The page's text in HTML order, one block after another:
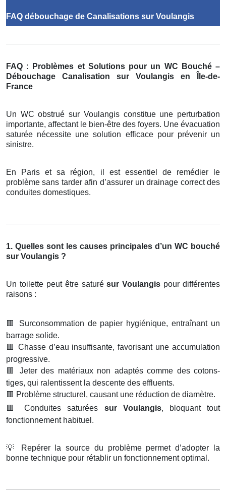
FAQ débouchage de Canalisations sur Voulangis
FAQ : Problèmes et Solutions pour un WC Bouché –
Débouchage Canalisation sur Voulangis en Île-de-
France
Un WC obstrué sur Voulangis constitue une perturbation
importante, affectant le bien-être des foyers. Une évacuation
saturée nécessite une solution efficace pour prévenir un
sinistre.
En Paris et sa région, il est essentiel de remédier le
problème sans tarder afin d’assurer un drainage correct des
conduites domestiques.
1. Quelles sont les causes principales d’un WC bouché
sur Voulangis ?
Un toilette peut être saturésur Voulangis pour différentes
raisons :
🟥
Surconsommation de papier hygiénique, entraînant un
barrage solide.
🟥
Chasse d’eau insuffisante, favorisant une accumulation
progressive.
🟥
Jeter des matériaux non adaptés comme des cotons-
tiges, qui ralentissent la descente des effluents.
🟥 Problème structurel, causant une réduction de diamètre.
🟥
Conduites saturées sur Voulangis, bloquant tout
fonctionnement habituel.
💡
Repérer la source du problème permet d’adopter la
bonne technique pour rétablir un fonctionnement optimal.